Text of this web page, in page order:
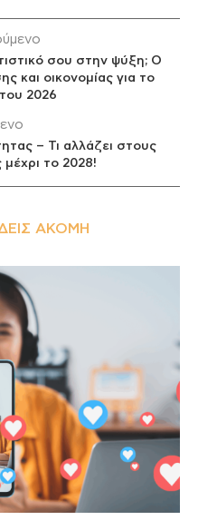
σου στην ψύξη; Ο
και οικονομίας για το
2026
– Τι αλλάζει στους
μέχρι το 2028!
ΑΚΌΜΗ